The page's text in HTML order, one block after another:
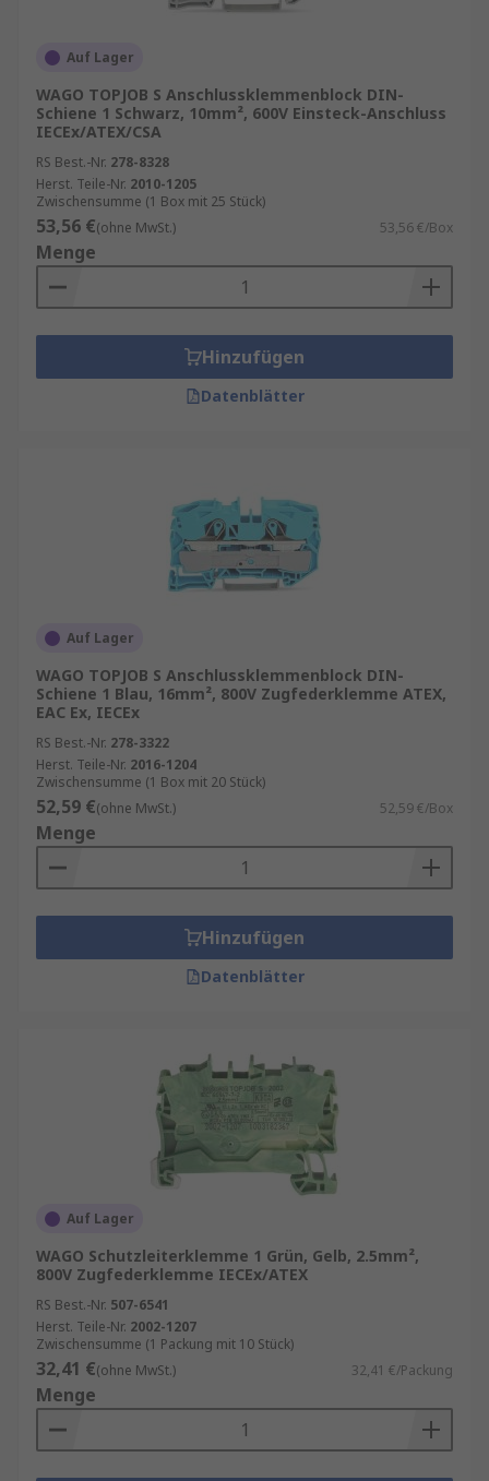
Auf Lager
WAGO TOPJOB S Anschlussklemmenblock DIN-
Schiene 1 Schwarz, 10mm², 600V Einsteck-Anschluss
IECEx/ATEX/CSA
RS Best.-Nr. 278-8328
Herst. Teile-Nr. 2010-1205
Zwischensumme (1 Box mit 25 Stück)
53,56 €(ohne MwSt.) 53,56 €/Box
Menge
Hinzufügen
Datenblätter
Auf Lager
WAGO TOPJOB S Anschlussklemmenblock DIN-
Schiene 1 Blau, 16mm², 800V Zugfederklemme ATEX,
EAC Ex, IECEx
RS Best.-Nr. 278-3322
Herst. Teile-Nr. 2016-1204
Zwischensumme (1 Box mit 20 Stück)
52,59 €(ohne MwSt.) 52,59 €/Box
Menge
Hinzufügen
Datenblätter
Auf Lager
WAGO Schutzleiterklemme 1 Grün, Gelb, 2.5mm²,
800V Zugfederklemme IECEx/ATEX
RS Best.-Nr. 507-6541
Herst. Teile-Nr. 2002-1207
Zwischensumme (1 Packung mit 10 Stück)
32,41 €(ohne MwSt.) 32,41 €/Packung
Menge